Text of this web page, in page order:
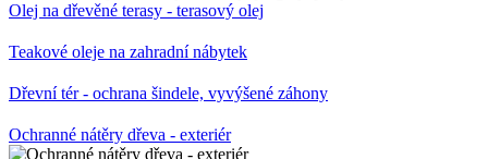
Olej na dřevěné terasy - terasový olej
Teakové oleje na zahradní nábytek
Dřevní tér - ochrana šindele, vyvýšené záhony
Ochranné nátěry dřeva - exteriér